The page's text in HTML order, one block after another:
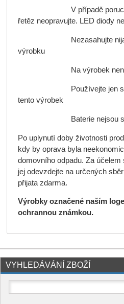
V případě poruchy
řetěz neopravujte. LED diody
Nezasahujte nijak do
výrobku
Na výrobek
Používejte jen s
tento výrobek
Baterie nejsou
Po uplynutí doby životnosti
kdy by oprava byla
domovního odpadu. Za
jej odevzdejte na určených
přijata zdarma.
Výrobky označené naším
ochrannou známkou.
VYHLEDÁVÁNÍ ZBOŽÍ